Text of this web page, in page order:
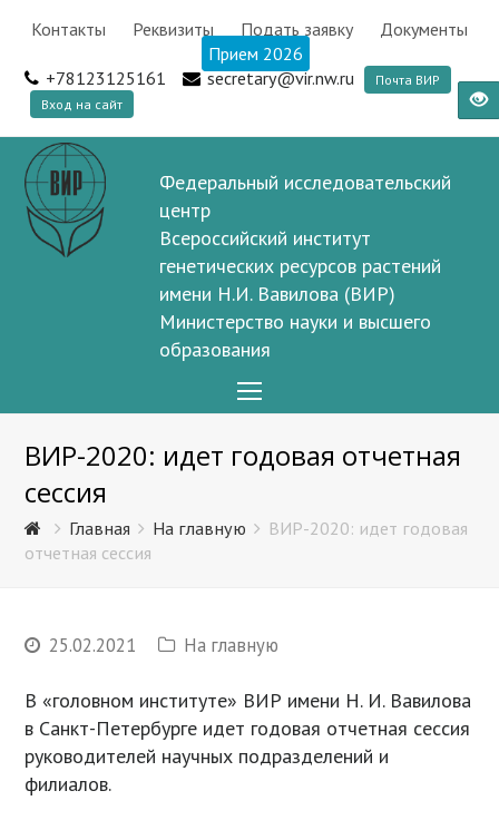
Контакты Реквизиты Подать заявку
Документы
Прием 2026
+78123125161
secretary@vir.nw.ru
Почта ВИР
Вход на сайт
Федеральный исследовательский
центр
Всероссийский институт
генетических ресурсов растений
имени Н.И. Вавилова (ВИР)
Министерство науки и высшего
образования
Menu
ВИР-2020: идет годовая отчетная
сессия
Главная На главную
ВИР-2020: идет годовая
отчетная сессия
25.02.2021 На главную
В «головном институте» ВИР имени Н. И. Вавилова
в Санкт-Петербурге идет годовая отчетная сессия
руководителей научных подразделений и
филиалов.